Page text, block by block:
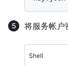
将服务帐户
Shell